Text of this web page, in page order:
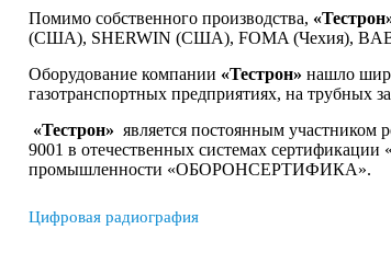
Помимо собственного производства,
(США), SHERWIN (США), FOMA (Чехия),
Оборудование компании «Тестрон» нашло
газотранспортных предприятиях, на трубных
«Тестрон» является постоянным участником
9001 в отечественных системах
промышленности «ОБОРОНСЕРТИФИКА».
Цифровая радиография